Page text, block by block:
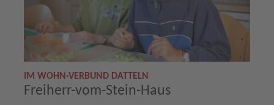
IM WOHN·VERBUND DATTELN
Freiherr-vom-Stein-Haus